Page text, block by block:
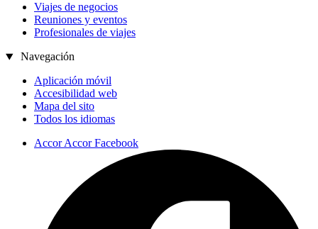
Viajes de negocios
Reuniones y eventos
Profesionales de viajes
Navegación
Aplicación móvil
Accesibilidad web
Mapa del sito
Todos los idiomas
Accor Accor Facebook